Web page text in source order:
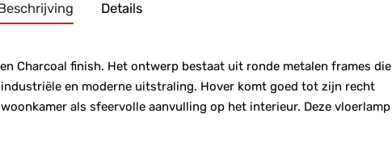
Details
Charcoal finish. Het ontwerp bestaat uit ronde metalen frames die
en moderne uitstraling. Hover komt goed tot zijn recht
als sfeervolle aanvulling op het interieur. Deze vloerlamp